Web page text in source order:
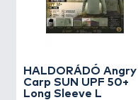
HALDORÁDÓ Angry
Carp SUN UPF 50+
Long Sleeve L